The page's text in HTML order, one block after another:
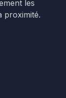
les
proximité.